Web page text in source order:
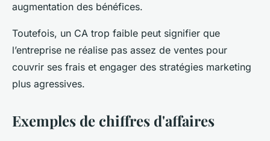
augmentation des bénéfices.
Toutefois, un CA trop faible peut signifier que
l’entreprise ne réalise pas assez de ventes pour
couvrir ses frais et engager des stratégies marketing
plus agressives.
Exemples de chiffres d'affaires